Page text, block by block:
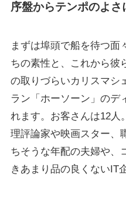
序盤からテンポのよ
まずは埠頭で船を待つ面
ちの素性と、これから彼
の取りづらいカリスマシ
ラン「ホーソーン」のデ
れます。お客さんは12人
理評論家や映画スター、
ちそうな年配の夫婦や、
きあまり品の良くないIT